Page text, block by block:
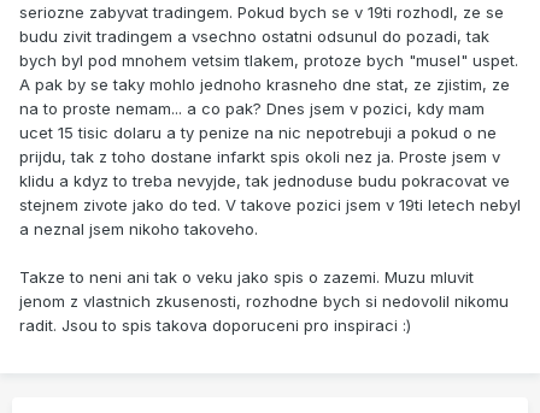
seriozne zabyvat tradingem. Pokud bych se v 19ti rozhodl, ze se
budu zivit tradingem a vsechno ostatni odsunul do pozadi, tak
bych byl pod mnohem vetsim tlakem, protoze bych "musel" uspet.
A pak by se taky mohlo jednoho krasneho dne stat, ze zjistim, ze
na to proste nemam... a co pak? Dnes jsem v pozici, kdy mam
ucet 15 tisic dolaru a ty penize na nic nepotrebuji a pokud o ne
prijdu, tak z toho dostane infarkt spis okoli nez ja. Proste jsem v
klidu a kdyz to treba nevyjde, tak jednoduse budu pokracovat ve
stejnem zivote jako do ted. V takove pozici jsem v 19ti letech nebyl
a neznal jsem nikoho takoveho.
Takze to neni ani tak o veku jako spis o zazemi. Muzu mluvit
jenom z vlastnich zkusenosti, rozhodne bych si nedovolil nikomu
radit. Jsou to spis takova doporuceni pro inspiraci :)